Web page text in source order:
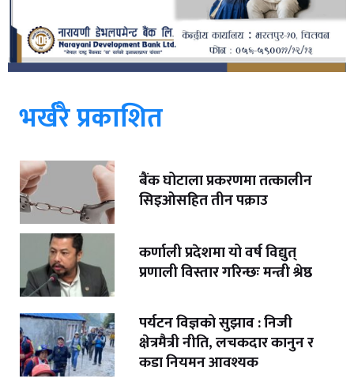
भर्खरै प्रकाशित
बैंक घोटाला प्रकरणमा तत्कालीन
सिइओसहित तीन पक्राउ
कर्णाली प्रदेशमा यो वर्ष विद्युत्
प्रणाली विस्तार गरिन्छः मन्त्री श्रेष्ठ
पर्यटन विज्ञको सुझाव : निजी
क्षेत्रमैत्री नीति, लचकदार कानुन र
कडा नियमन आवश्यक